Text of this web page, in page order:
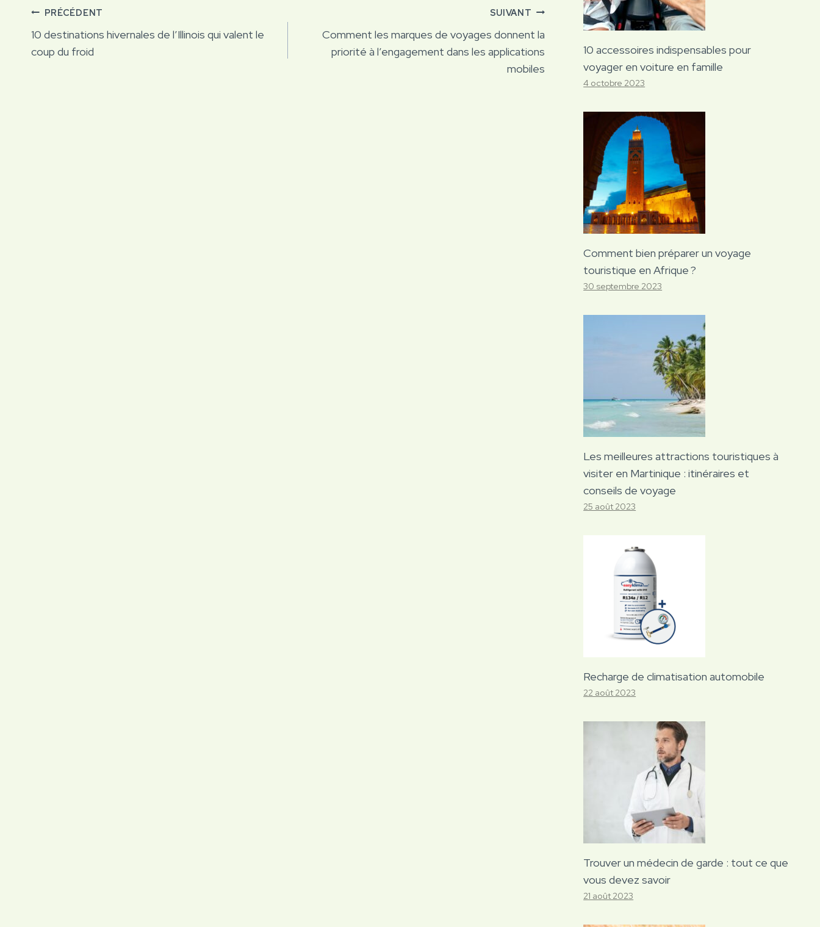
Navigation
de
PRÉCÉDENT
10 destinations hivernales de l’Illinois qui valent le
coup du froid
SUIVANT
Comment les marques de voyages donnent la
priorité à l’engagement dans les applications
mobiles
10 accessoires indispensables pour
voyager en voiture en famille
4 octobre 2023
Comment bien préparer un voyage
touristique en Afrique ?
30 septembre 2023
Les meilleures attractions touristiques à
visiter en Martinique : itinéraires et
conseils de voyage
25 août 2023
Recharge de climatisation automobile
22 août 2023
Trouver un médecin de garde : tout ce que
vous devez savoir
21 août 2023